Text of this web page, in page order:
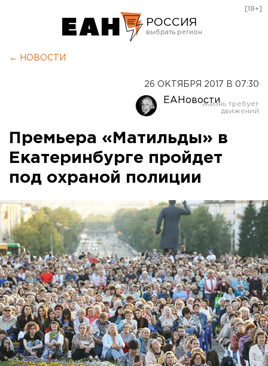
РОССИЯ
Оренбург
[18+]
← НОВОСТИ
26 ОКТЯБРЯ 2017 В 07:30
ЕАНовости
Премьера «Матильды» в
Екатеринбурге пройдет
под охраной полиции